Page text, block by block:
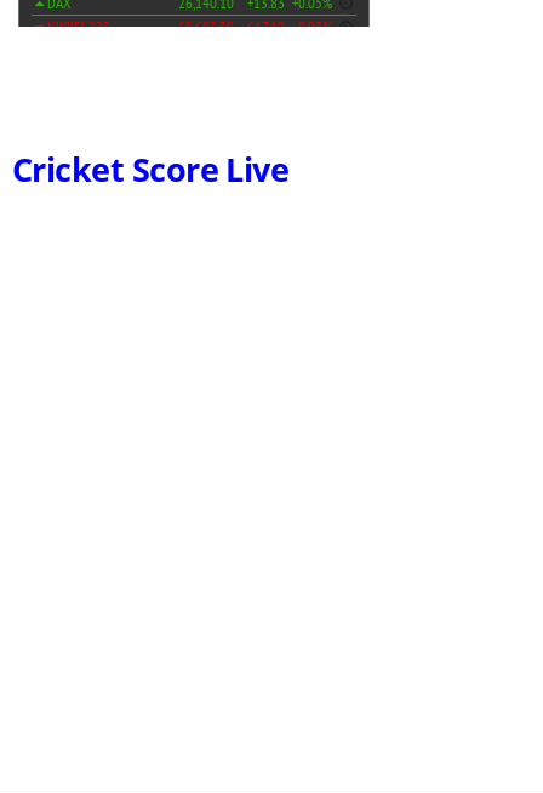
Cricket Score Live